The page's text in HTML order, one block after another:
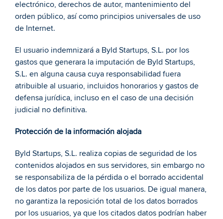
electrónico, derechos de autor, mantenimiento del
orden público, así como principios universales de uso
de Internet.
El usuario indemnizará a Byld Startups, S.L. por los
gastos que generara la imputación de Byld Startups,
S.L. en alguna causa cuya responsabilidad fuera
atribuible al usuario, incluidos honorarios y gastos de
defensa jurídica, incluso en el caso de una decisión
judicial no definitiva.
Protección de la información alojada
Byld Startups, S.L. realiza copias de seguridad de los
contenidos alojados en sus servidores, sin embargo no
se responsabiliza de la pérdida o el borrado accidental
de los datos por parte de los usuarios. De igual manera,
no garantiza la reposición total de los datos borrados
por los usuarios, ya que los citados datos podrían haber